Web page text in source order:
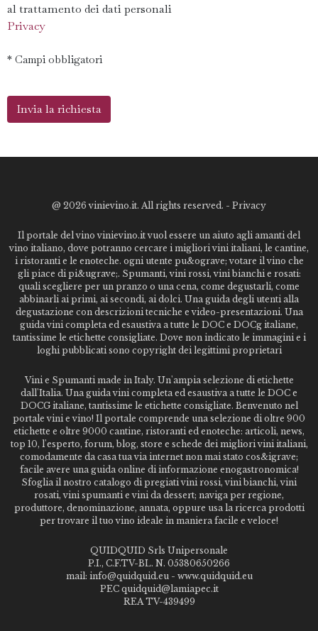
al trattamento dei dati personali
Privacy
* Campi obbligatori
@ 2026 vinievino.it. All rights reserved. - Privacy
Il portale del vino vinievino.it vuol essere un aiuto agli amanti del
vino italiano, dove potranno cercare i migliori vini italiani, le cantine,
i ristoranti e le enoteche. ogni utente pu&ograve; votare il vino che
gli piace di pi&ugrave;. Spumanti, vini rossi, vini bianchi e rosati:
quali scegliere per un pranzo o una cena, come degustarli, come
abbinarli ai primi, ai secondi, ai dolci. Una guida degli utenti alla
degustazione con descrizioni tecniche e video-presentazioni. Una
guida vini completa ed esaustiva a tutte le DOC e DOCg italiane,
tantissime le etichette consigliate. Dove non indicato le immagini e i
loghi pubblicati sono copyright dei legittimi proprietari
Vini e Spumanti made in Italy. Un'ampia selezione di etichette
dall'Italia. Una guida vini completa ed esaustiva a tutte le DOC e
DOCG italiane, tantissime le etichette consigliate. Benvenuto nel
portale vini e vino! Il portale comprende una selezione di oltre 900
etichette e oltre 9000 cantine, ristoranti ed enoteche: articoli, news,
top 10, l'esperto, forum, blog, store e schede dei migliori vini italiani,
comodamente da casa tua via internet non mai stato cos&igrave;
facile avere una guida online di informazione enogastronomica!
Sfoglia il nostro catalogo di pregiati vini rossi, vini bianchi, vini
rosati, vini spumanti e vini da dessert; naviga per regione,
produttore, denominazione, annata, oppure usa la ricerca prodotti
per trovare il tuo vino ideale in maniera facile e veloce!
QUIDQUID Srls Unipersonale
P.I., C.F.TV-BL. N. 05380650266
mail: info@quidquid.eu - www.quidquid.eu
PEC quidquid@lamiapec.it
REA TV-439499